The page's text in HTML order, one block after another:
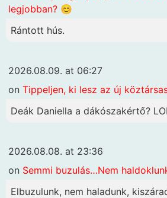
legjobban? 😊
Rántott hús.
2026.08.09. at 06:27
on Tippeljen, ki lesz az új
Deák Daniella a dákószakértő?
2026.08.08. at 23:36
on Semmi buzulás…Nem
Elbuzulunk, nem haladunk,